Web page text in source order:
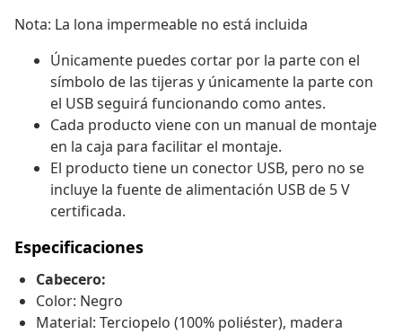
Nota: La lona impermeable no está incluida
Únicamente puedes cortar por la parte con el
símbolo de las tijeras y únicamente la parte con
el USB seguirá funcionando como antes.
Cada producto viene con un manual de montaje
en la caja para facilitar el montaje.
El producto tiene un conector USB, pero no se
incluye la fuente de alimentación USB de 5 V
certificada.
Especificaciones
Cabecero:
Color: Negro
Material: Terciopelo (100% poliéster), madera